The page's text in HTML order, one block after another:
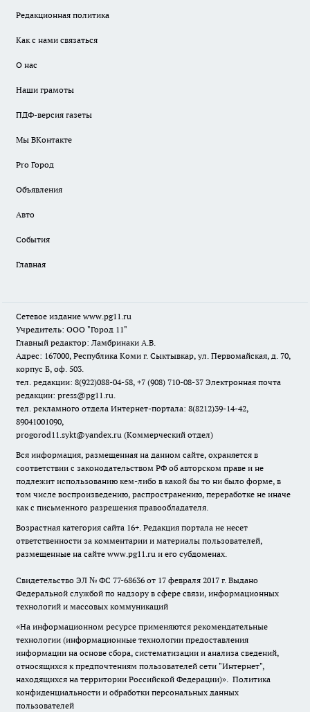
Редакционная политика
Как с нами связаться
О нас
Наши грамоты
ПДФ-версия газеты
Мы ВКонтакте
Pro Город
Объявления
Авто
События
Главная
Сетевое издание www.pg11.ru
Учредитель: ООО "Город 11"
Главный редактор: Ламбринаки А.В.
Адрес: 167000, Республика Коми г. Сыктывкар, ул. Первомайская, д. 70,
корпус Б, оф. 503.
тел. редакции: 8(922)088-04-58, +7 (908) 710-08-37 Электронная почта
редакции: press@pg11.ru.
тел. рекламного отдела Интернет-портала: 8(8212)39-14-42,
89041001090,
progorod11.sykt@yandex.ru (Коммерческий отдел)
Вся информация, размещенная на данном сайте, охраняется в
соответствии с законодательством РФ об авторском праве и не
подлежит использованию кем-либо в какой бы то ни было форме, в
том числе воспроизведению, распространению, переработке не иначе
как с письменного разрешения правообладателя.
Возрастная категория сайта 16+. Редакция портала не несет
ответственности за комментарии и материалы пользователей,
размещенные на сайте www.pg11.ru и его субдоменах.
Свидетельство ЭЛ № ФС 77-68636 от 17 февраля 2017 г. Выдано
Федеральной службой по надзору в сфере связи, информационных
технологий и массовых коммуникаций
«На информационном ресурсе применяются рекомендательные
технологии (информационные технологии предоставления
информации на основе сбора, систематизации и анализа сведений,
относящихся к предпочтениям пользователей сети "Интернет",
находящихся на территории Российской Федерации)». Политика
конфиденциальности и обработки персональных данных
пользователей